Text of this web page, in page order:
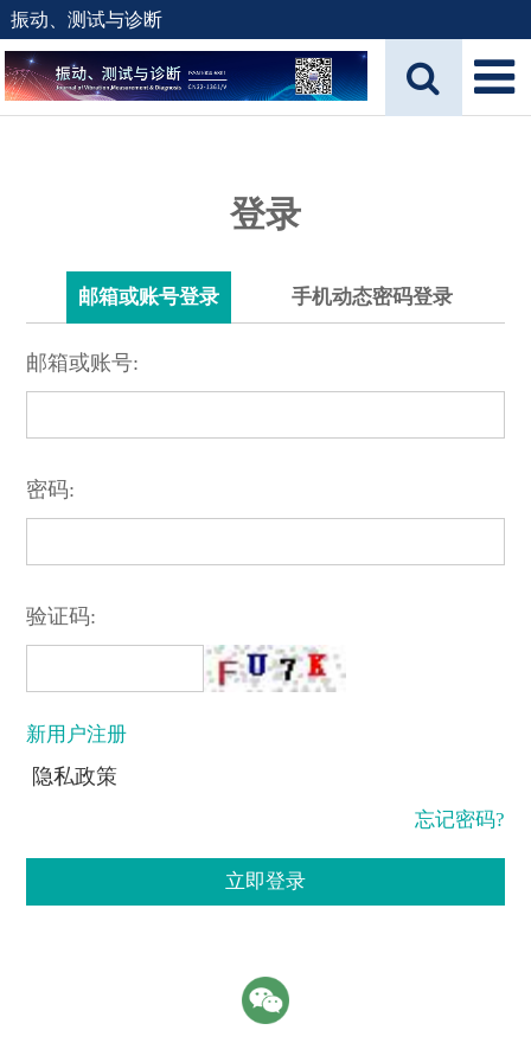
振动、测试与诊断
登录
邮箱或账号登录 手机动态密码登录
邮箱或账号:
密码:
验证码:
新用户注册
隐私政策
忘记密码?
立即登录